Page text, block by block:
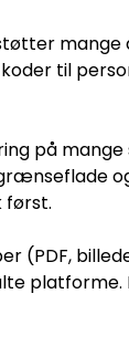
til
på mange
først.
(PDF,